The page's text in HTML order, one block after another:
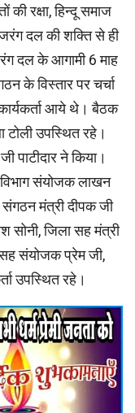
रक्षा, हिन्दू समाज
दल की शक्ति से ही
दल के आगामी 6 माह
के विस्तार पर चर्चा
आये थे। बैठक
टोली उपस्थित रहे।
पाटीदार ने किया।
विभाग संयोजक लाखन
संगठन मंत्री दीपक जी
सोनी, जिला सह मंत्री
संयोजक प्रेम जी,
उपस्थित रहे।